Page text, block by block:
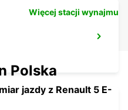
Więcej stacji wynajmu
Polska
jazdy z Renault 5 E-